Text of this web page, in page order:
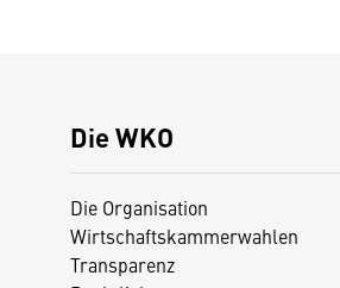
Die WKO
Die Organisation
Wirtschaftskammerwahlen
Transparenz